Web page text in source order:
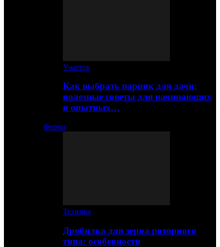
Участок
Как выбрать парник для дачи:
полезные советы для начинающих
и опытных…
Ферма
Техника
Дробилка для зерна роторного
типа: особенности